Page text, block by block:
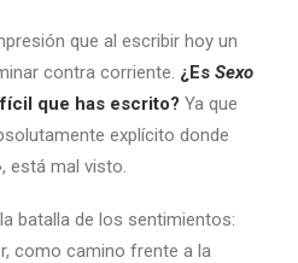
que al escribir hoy un
contra corriente. ¿Es Sexo
que has escrito? Ya que
explícito donde
está mal visto.
batalla de los sentimientos:
como camino frente a la